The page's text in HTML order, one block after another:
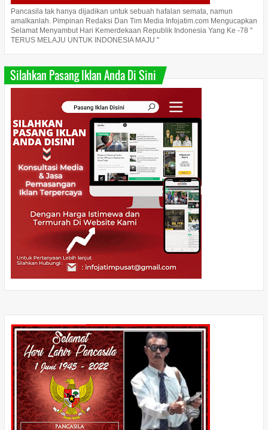
Pancasila tak hanya dijadikan untuk sebuah hafalan semata, namun
amalkanlah. Pimpinan Redaksi Dan Tim Media Infojatim.com Mengucapkan
Selamat Menyambut Hari Kemerdekaan Republik Indonesia Yang Ke -78 "
TERUS MELAJU UNTUK INDONESIA MAJU "
Silahkan Pasang Iklan Anda Di Sini